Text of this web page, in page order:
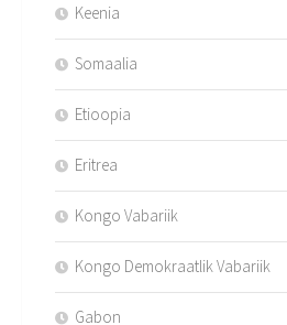
Keenia
Somaalia
Etioopia
Eritrea
Kongo Vabariik
Kongo Demokraatlik Vabariik
Gabon